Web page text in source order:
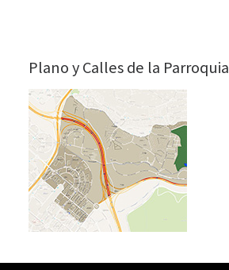
Plano y Calles de la Parroquia